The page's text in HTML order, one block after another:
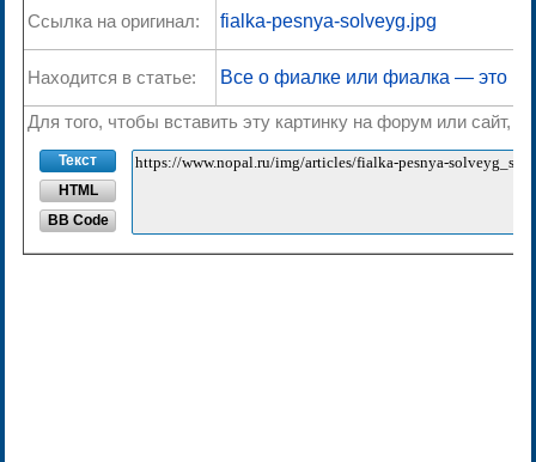
Ссылка на оригинал: fialka-pesnya-solveyg.jpg
Находится в статье: Все о фиалке или фиалка — это
Для того, чтобы вставить эту картинку на форум или сайт,
Текст
HTML
BB Code